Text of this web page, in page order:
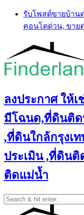
Skip
content
รับโพสต์ขายบ้าน
คอนโดด่วน, ขาย
ลงประกาศ ให้
มีโฉนด,ที่ดินติด
,ที่ดินใกล้กรุงเ
ประเมิน ,ที่ดิน
ติดแม่น้ำ